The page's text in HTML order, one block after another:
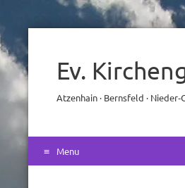
Ev.
Atzenhain · Bernsfeld ·
Menu